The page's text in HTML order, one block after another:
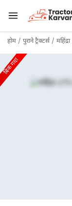
होम पुराने ट्रैक्टर्स महिंद्रा
बिक गया